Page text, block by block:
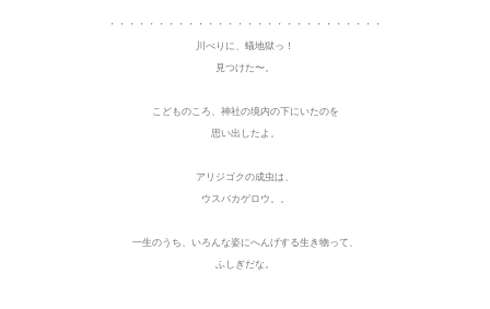
・・・・・・・・・・・・・・・・・・・・・・・・・・・・
川べりに、蟻地獄っ！
見つけた〜。
こどものころ、神社の境内の下にいたのを
思い出したよ 。
アリジゴクの成虫は、
ウスバカゲロウ。。
一生のうち、いろんな姿にへんげする生き物って、
ふしぎだな。